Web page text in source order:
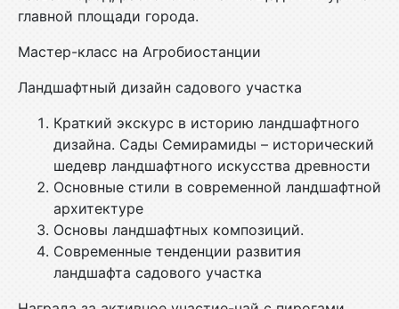
главной площади города.
Мастер-класс на Агробиостанции
Ландшафтный дизайн садового участка
Краткий экскурс в историю ландшафтного
дизайна. Сады Семирамиды – исторический
шедевр ландшафтного искусства древности
Основные стили в современной ландшафтной
архитектуре
Основы ландшафтных композиций.
Современные тенденции развития
ландшафта садового участка